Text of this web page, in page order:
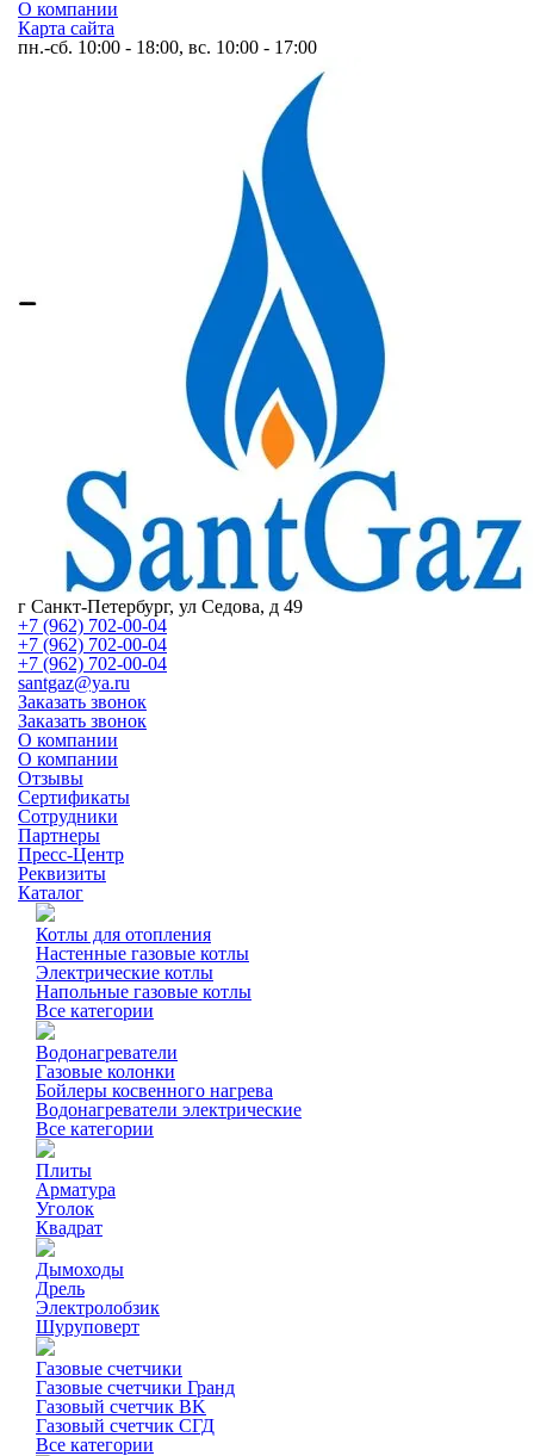
О компании
Карта сайта
пн.-сб. 10:00 - 18:00, вс. 10:00 - 17:00
г Санкт-Петербург, ул Седова, д 49
+7 (962) 702-00-04
+7 (962) 702-00-04
+7 (962) 702-00-04
santgaz@ya.ru
Заказать звонок
Заказать звонок
О компании
О компании
Отзывы
Сертификаты
Сотрудники
Партнеры
Пресс-Центр
Реквизиты
Каталог
Котлы для отопления
Настенные газовые котлы
Электрические котлы
Напольные газовые котлы
Все категории
Водонагреватели
Газовые колонки
Бойлеры косвенного нагрева
Водонагреватели электрические
Все категории
Плиты
Арматура
Уголок
Квадрат
Дымоходы
Дрель
Электролобзик
Шуруповерт
Газовые счетчики
Газовые счетчики Гранд
Газовый счетчик BK
Газовый счетчик СГД
Все категории